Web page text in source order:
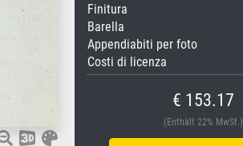
Finitura
Barella
Appendiabiti per foto
Costi di licenza
€ 153.17
(Enthält 22% MwSt.)